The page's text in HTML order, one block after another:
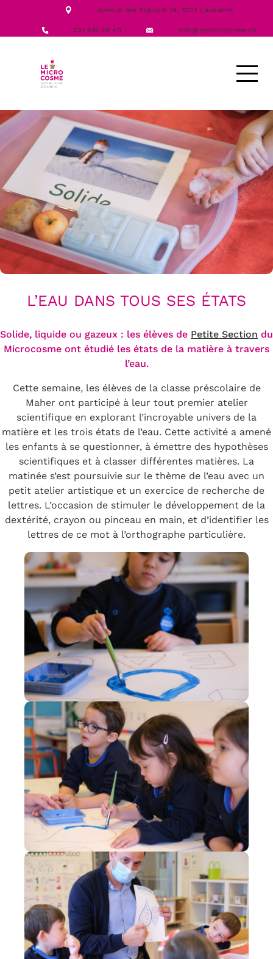
Avenue des Figuiers 34, 1007 Lausanne
021 614 28 40 info@lemicrocosme.ch
ACTIVITÉS
L’EAU DANS TOUS SES ÉTATS
Solide, liquide ou gazeux : les élèves de Petite Section du
Microcosme ont étudié les états de la matière à travers
l’eau.
Cette semaine, les élèves de la classe préscolaire de
Maher ont participé à leur tout premier atelier
scientifique en explorant l’incroyable univers de la
matière et les trois états de l’eau. Cette activité a amené
les enfants à se questionner, à émettre des hypothèses
scientifiques et à classer différentes matières. La
matinée s’est poursuivie sur le thème de l’eau avec un
petit atelier artistique et un exercice de recherche de
lettres. L’occasion de stimuler le développement de la
dextérité, crayon ou pinceau en main, et d’identifier les
lettres de ce mot à l’orthographe particulière.